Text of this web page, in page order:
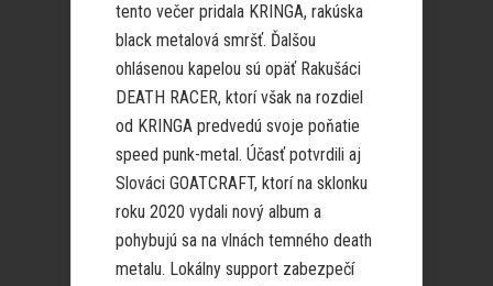
tento večer pridala KRINGA, rakúska
black metalová smršť. Ďalšou
ohlásenou kapelou sú opäť Rakušáci
DEATH RACER, ktorí však na rozdiel
od KRINGA predvedú svoje poňatie
speed punk-metal. Účasť potvrdili aj
Slováci GOATCRAFT, ktorí na sklonku
roku 2020 vydali nový album a
pohybujú sa na vlnách temného death
metalu. Lokálny support zabezpečí